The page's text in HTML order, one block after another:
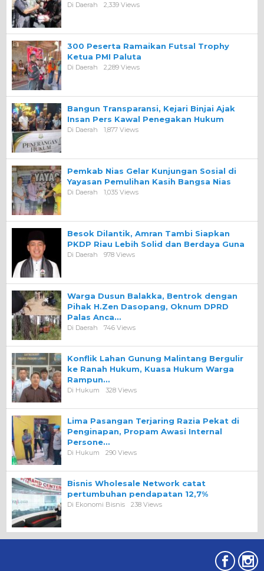
Di Daerah 2,339 Views
300 Peserta Ramaikan Futsal Trophy
Ketua PMI Paluta
Di Daerah 2,289 Views
Bangun Transparansi, Kejari Binjai Ajak
Insan Pers Kawal Penegakan Hukum
Di Daerah 1,877 Views
Pemkab Nias Gelar Kunjungan Sosial di
Yayasan Pemulihan Kasih Bangsa Nias
Di Daerah 1,035 Views
Besok Dilantik, Amran Tambi Siapkan
PKDP Riau Lebih Solid dan Berdaya Guna
Di Daerah 978 Views
Warga Dusun Balakka, Bentrok dengan
Pihak H.Zen Dasopang, Oknum DPRD
Palas Anca…
Di Daerah 746 Views
Konflik Lahan Gunung Malintang Bergulir
ke Ranah Hukum, Kuasa Hukum Warga
Rampun…
Di Hukum 328 Views
Lima Pasangan Terjaring Razia Pekat di
Penginapan, Propam Awasi Internal
Persone…
Di Hukum 290 Views
Bisnis Wholesale Network catat
pertumbuhan pendapatan 12,7%
Di Ekonomi Bisnis 238 Views